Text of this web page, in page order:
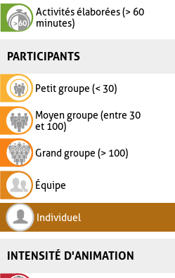
Activités élaborées (> 60
minutes)
PARTICIPANTS
Petit groupe (< 30)
Moyen groupe (entre 30
et 100)
Grand groupe (> 100)
Équipe
Individuel
INTENSITÉ D'ANIMATION